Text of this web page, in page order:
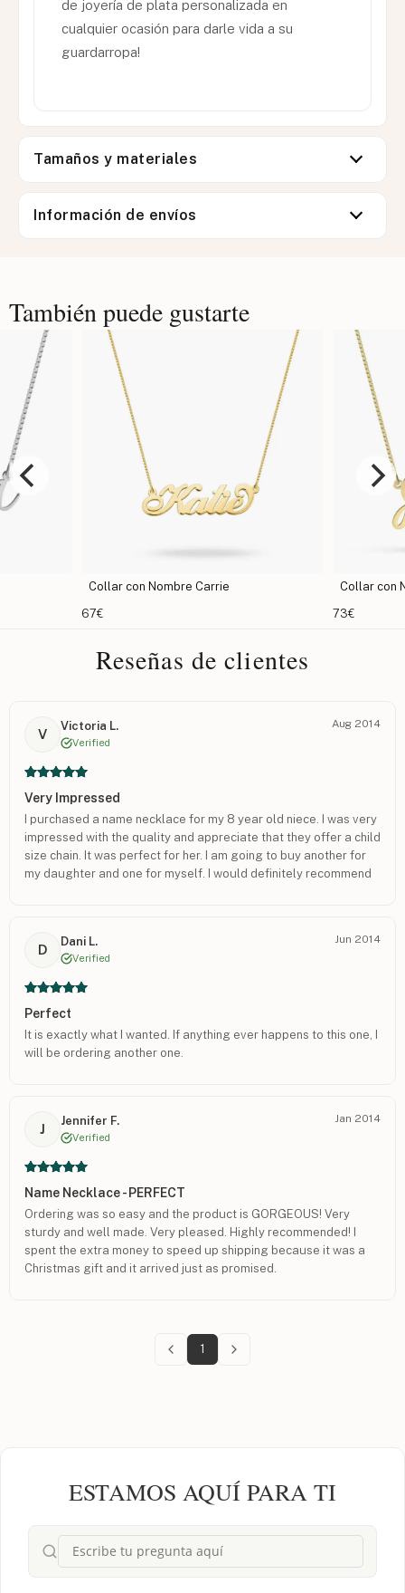
de joyería de plata personalizada en
cualquier ocasión para darle vida a su
guardarropa!
Tamaños y materiales
Información de envíos
También puede gustarte
Collar con Nombre Cursivo
Reseñas de clientes
V
Victoria L.
Verified
Aug 2014
Very Impressed
I purchased a name necklace for my 8 year old niece. I was very
impressed with the quality and appreciate that they offer a child
size chain. It was perfect for her. I am going to buy another for
my daughter and one for myself. I would definitely recommend
D
Dani L.
Verified
Jun 2014
Perfect
It is exactly what I wanted. If anything ever happens to this one, I
will be ordering another one.
J
Jennifer F.
Verified
Jan 2014
Name Necklace - PERFECT
Ordering was so easy and the product is GORGEOUS! Very
sturdy and well made. Very pleased. Highly recommended! I
spent the extra money to speed up shipping because it was a
Christmas gift and it arrived just as promised.
1
ESTAMOS AQUÍ PARA TI